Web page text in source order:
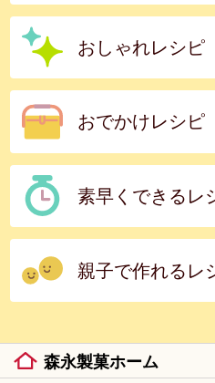
おしゃれレシピ
おでかけレシピ
素早くできるレ
親子で作れるレ
森永製菓ホーム